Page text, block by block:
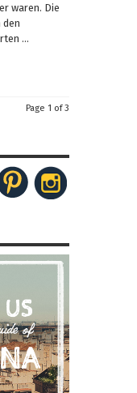
waren. Die
...
Page 1 of 3